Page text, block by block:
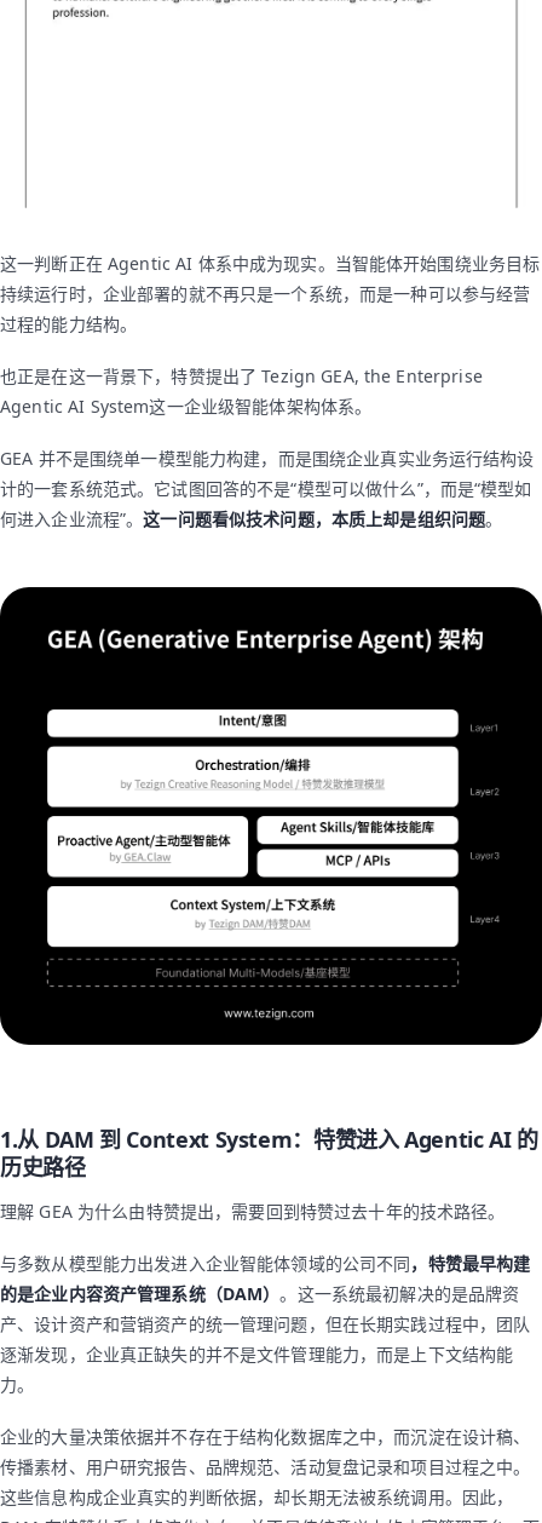
这一判断正在 Agentic AI 体系中成为现实。当智能体开始围绕业务目标
持续运行时，企业部署的就不再只是一个系统，而是一种可以参与经营
过程的能力结构。
也正是在这一背景下，特赞提出了 Tezign GEA, the Enterprise
Agentic AI System这一企业级智能体架构体系。
GEA 并不是围绕单一模型能力构建，而是围绕企业真实业务运行结构设
计的一套系统范式。它试图回答的不是“模型可以做什么”，而是“模型如
何进入企业流程”。这一问题看似技术问题，本质上却是组织问题。
1.从 DAM 到 Context System：特赞进入 Agentic AI 的
历史路径
理解 GEA 为什么由特赞提出，需要回到特赞过去十年的技术路径。
与多数从模型能力出发进入企业智能体领域的公司不同，特赞最早构建
的是企业内容资产管理系统（DAM）。这一系统最初解决的是品牌资
产、设计资产和营销资产的统一管理问题，但在长期实践过程中，团队
逐渐发现，企业真正缺失的并不是文件管理能力，而是上下文结构能
力。
企业的大量决策依据并不存在于结构化数据库之中，而沉淀在设计稿、
传播素材、用户研究报告、品牌规范、活动复盘记录和项目过程之中。
这些信息构成企业真实的判断依据，却长期无法被系统调用。因此，